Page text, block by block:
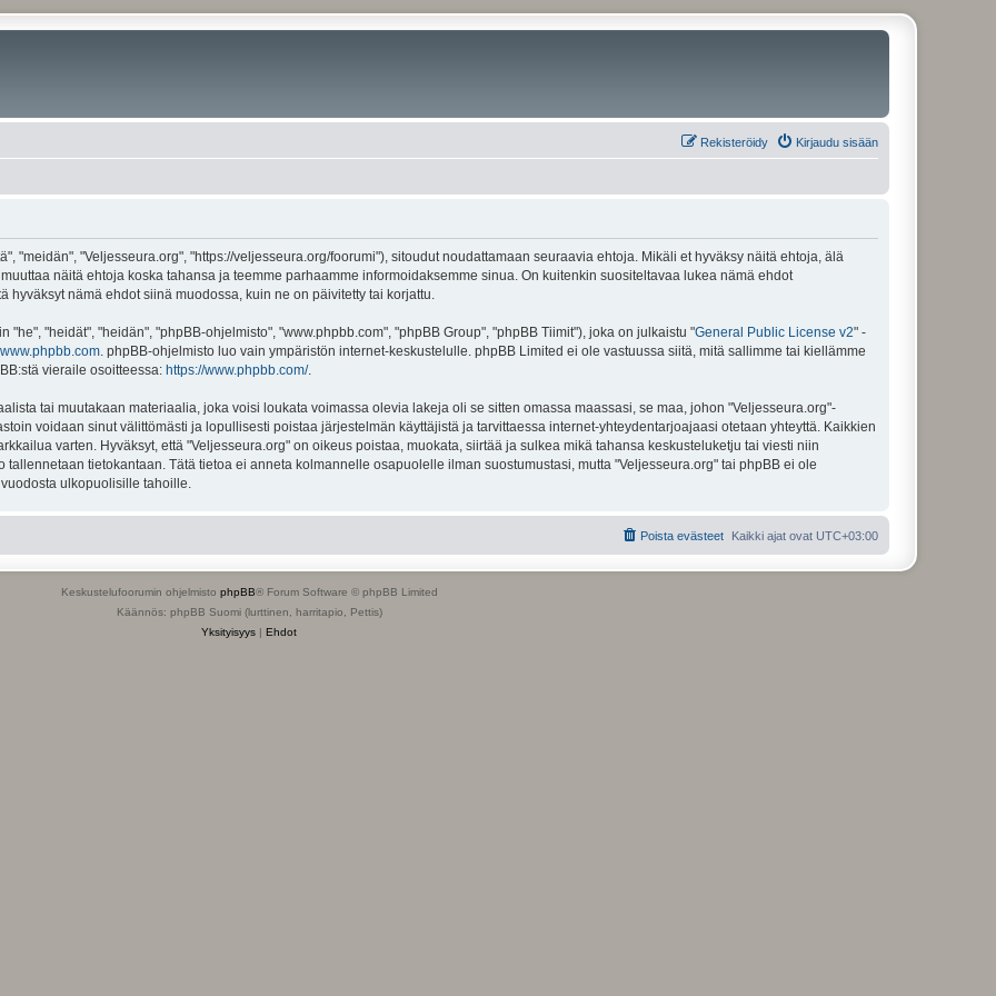
Kirjaudu sisään
Rekisteröidy
"meidän", "Veljesseura.org", "https://veljesseura.org/foorumi"), sitoudut noudattamaan seuraavia ehtoja. Mikäli et hyväksy näitä ehtoja, älä
näitä ehtoja koska tahansa ja teemme parhaamme informoidaksemme sinua. On kuitenkin suositeltavaa lukea nämä ehdot
nämä ehdot siinä muodossa, kuin ne on päivitetty tai korjattu.
"heidät", "heidän", "phpBB-ohjelmisto", "www.phpbb.com", "phpBB Group", "phpBB Tiimit"), joka on julkaistu "General Public License v2" -
www.phpbb.com . phpBB-ohjelmisto luo vain ympäristön internet-keskustelulle. phpBB Limited ei ole vastuussa siitä, mitä sallimme tai kiellämme
vieraile osoitteessa: https://www.phpbb.com/.
tai muutakaan materiaalia, joka voisi loukata voimassa olevia lakeja oli se sitten omassa maassasi, se maa, johon "Veljesseura.org"-
voidaan sinut välittömästi ja lopullisesti poistaa järjestelmän käyttäjistä ja tarvittaessa internet-yhteydentarjoajaasi otetaan yhteyttä. Kaikkien
varten. Hyväksyt, että "Veljesseura.org" on oikeus poistaa, muokata, siirtää ja sulkea mikä tahansa keskusteluketju tai viesti niin
tietokantaan. Tätä tietoa ei anneta kolmannelle osapuolelle ilman suostumustasi, mutta "Veljesseura.org" tai phpBB ei ole
ulkopuolisille tahoille.
Kaikki ajat ovat UTC+03:00
Poista evästeet
Keskustelufoorumin ohjelmisto phpBB® Forum Software © phpBB Limited
Käännös: phpBB Suomi (lurttinen, harritapio, Pettis)
Yksityisyys | Ehdot